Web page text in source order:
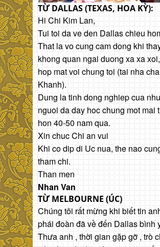
TỪ DALLAS (TEXAS, HOA KỲ):
Hi Chi Kim Lan,
Tui toi da ve den Dallas chieu
That la vo cung cam dong khi
khong quan ngai duong xa xa
hop mat voi chung toi (tai nha
Khanh).
Dung la tinh dong nghiep cua
nguoi da day hoc chung mot mai
hon 40-50 nam qua.
Xin chuc Chi an vui
Khi co dip di Uc nua, the nao
tham chi.
Than men
Nhan Van
TỪ MELBOURNE (ÚC)
Chúng tôi rất mừng khi biết tin
phái đoàn đã về đến Dallas bình
Thưa anh , thời gian gặp gỡ , trò